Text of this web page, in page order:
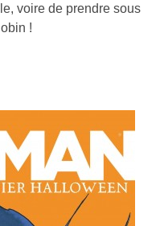
voire de prendre sous
!